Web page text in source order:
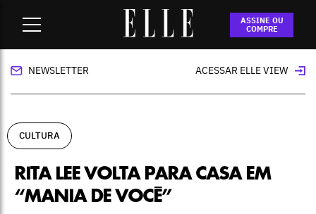
ASSINE OU
COMPRE
Rita Lee volta para casa em “Mania de você”
NEWSLETTER ACESSAR ELLE VIEW
CULTURA
RITA LEE VOLTA PARA CASA EM
“MANIA DE VOCÊ”